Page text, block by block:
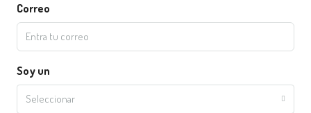
Correo
Soy un
Seleccionar